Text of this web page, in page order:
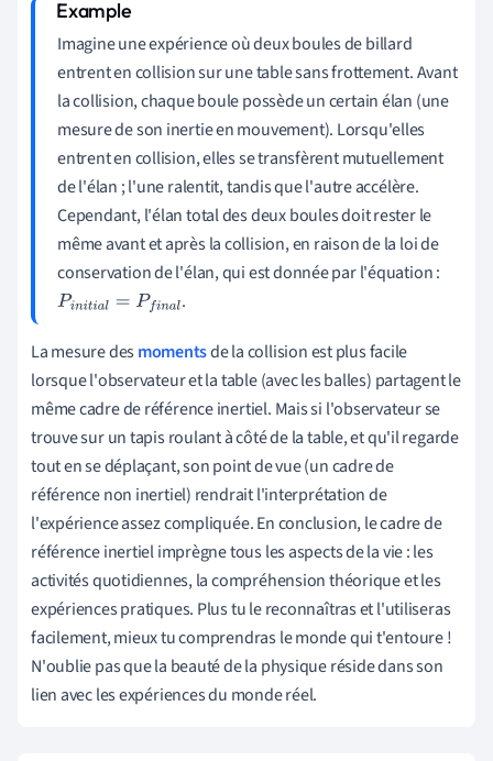
Imagine une expérience où deux boules de billard
entrent en collision sur une table sans frottement. Avant
la collision, chaque boule possède un certain élan (une
mesure de son inertie en mouvement). Lorsqu'elles
entrent en collision, elles se transfèrent mutuellement
de l'élan ; l'une ralentit, tandis que l'autre accélère.
Cependant, l'élan total des deux boules doit rester le
même avant et après la collision, en raison de la loi de
conservation de l'élan, qui est donnée par l'équation :
Pinitial=Pf nal .
La mesure desmomentsde la collision est plus facile
lorsque l'observateur et la table (avec les balles) partagent le
même cadre de référence inertiel. Mais si l'observateur se
trouve sur un tapis roulant à côté de la table, et qu'il regarde
tout en se déplaçant, son point de vue (un cadre de
référence non inertiel) rendrait l'interprétation de
l'expérience assez compliquée. En conclusion, le cadre de
référence inertiel imprègne tous les aspects de la vie : les
activités quotidiennes, la compréhension théorique et les
expériences pratiques. Plus tu le reconnaîtras et l'utiliseras
facilement, mieux tu comprendras le monde qui t'entoure !
N'oublie pas que la beauté de la physique réside dans son
lien avec les expériences du monde réel.